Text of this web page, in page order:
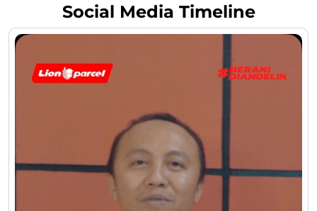
Social Media Timeline